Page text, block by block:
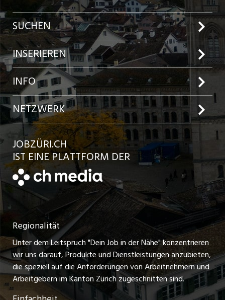
SUCHEN
Jobs im Kanton Zürich
Jobs in der Stadt Zürich
Jobs in der Stadt Winterthur
Jobs in der Stadt Bülach
Jobs in der Stadt Uster
Jobs in der Stadt Horgen
Festanstellungen
Temporäre Jobs
Freelance Jobs
Praktikum-Jobs
Lehrstellen
INSERIEREN
Preise und Leistungen
Inserat aufgeben
Kundenlogin
Schnittstelle
INFO
Team
Ratgeber
AGB
Datenschutzerklärung
Nutzungsbedingungen
Impressum
Stellenmeldepflicht
NETZWERK
jobbasel.ch
jobbern.ch
jobmittelland.ch
zentraljob.ch
myjob.ch
schaffu.ch (VS)
JOBZÜRI.CH
IST EINE PLATTFORM DER
Regionalität
Unter dem Leitspruch "Dein Job in der Nähe" konzentrieren
wir uns darauf, Produkte und Dienstleistungen anzubieten,
die speziell auf die Anforderungen von Arbeitnehmern und
Arbeitgebern im Kanton Zürich zugeschnitten sind.